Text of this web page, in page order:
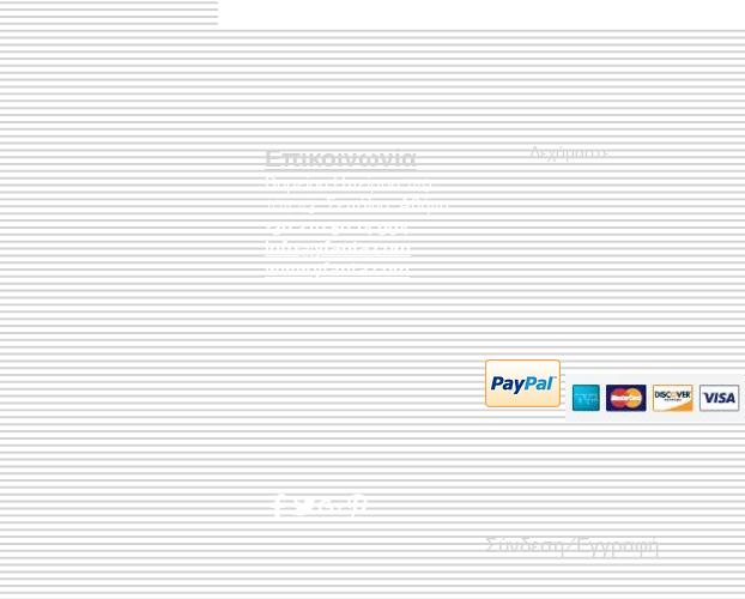
Επικοινωνία
Βορείου Ηπείρου 149
104 43Σεπόλια,Αθήνα
+30 210 50.14.994
info@yfanta.com
www.yfanta.com
Δεχόμαστε
Σύνδεση/Εγγραφή